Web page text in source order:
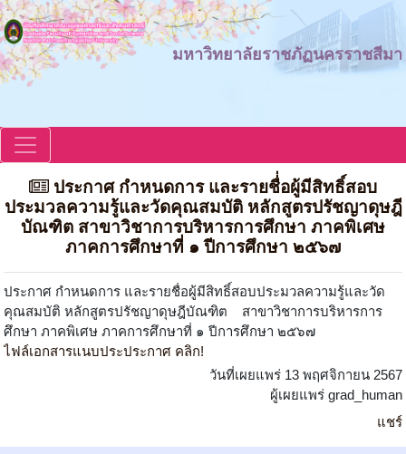
มหาวิทยาลัยราชภัฏนครราชสีมา
ประกาศ กําหนดการ และรายชื่่อผู้มีสิทธิ์สอบ
ประมวลความรู้และวัดคุณสมบัติ หลักสูตรปรัชญาดุษฎี
บัณฑิต สาขาวิชาการบริหารการศึกษา ภาคพิเศษ
ภาคการศึกษาที่ ๑ ปีการศึกษา ๒๕๖๗
ประกาศ กําหนดการ และรายชื่่อผู้มีสิทธิ์สอบประมวลความรู้และวัด
คุณสมบัติ หลักสูตรปรัชญาดุษฎีบัณฑิต สาขาวิชาการบริหารการ
ศึกษา ภาคพิเศษ ภาคการศึกษาที่ ๑ ปีการศึกษา ๒๕๖๗
ไฟล์เอกสารแนบประประกาศ คลิก!
วันที่เผยแพร่ 13 พฤศจิกายน 2567
ผู้เผยแพร่ grad_human
แชร์